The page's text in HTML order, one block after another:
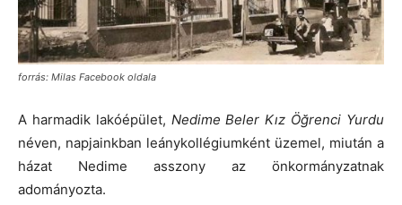
forrás: Milas Facebook oldala
A harmadik lakóépület, Nedime Beler Kız Öğrenci Yurdu
néven, napjainkban leánykollégiumként üzemel, miután a
házat Nedime asszony az önkormányzatnak
adományozta.